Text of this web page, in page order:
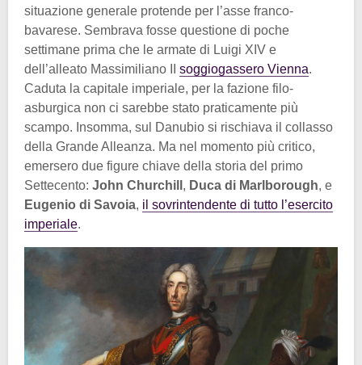
situazione generale protende per l’asse franco-
bavarese. Sembrava fosse questione di poche
settimane prima che le armate di Luigi XIV e
dell’alleato Massimiliano II soggiogassero Vienna.
Caduta la capitale imperiale, per la fazione filo-
asburgica non ci sarebbe stato praticamente più
scampo. Insomma, sul Danubio si rischiava il collasso
della Grande Alleanza. Ma nel momento più critico,
emersero due figure chiave della storia del primo
Settecento: John Churchill , Duca di Marlborough, e
Eugenio di Savoia, il sovrintendente di tutto l’esercito
imperiale.